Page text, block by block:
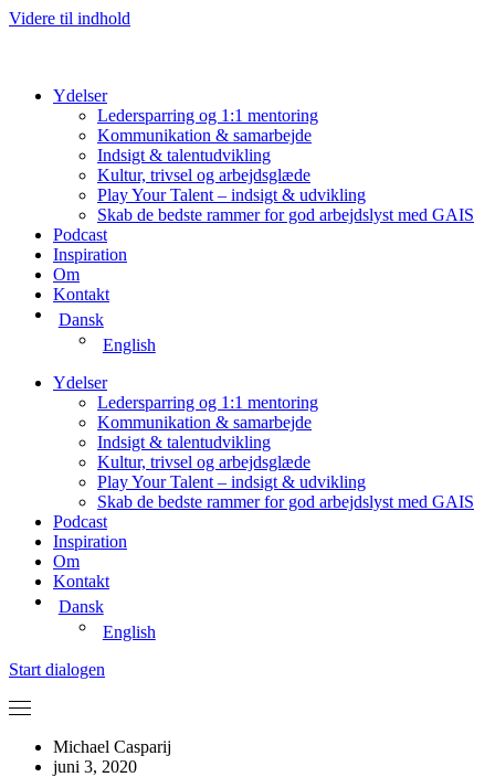
Videre til indhold
Ydelser
Ledersparring og 1:1 mentoring
Kommunikation & samarbejde
Indsigt & talentudvikling
Kultur, trivsel og arbejdsglæde
Play Your Talent – indsigt & udvikling
Skab de bedste rammer for god arbejdslyst med GAIS
Podcast
Inspiration
Om
Kontakt
Dansk
English
Ydelser
Ledersparring og 1:1 mentoring
Kommunikation & samarbejde
Indsigt & talentudvikling
Kultur, trivsel og arbejdsglæde
Play Your Talent – indsigt & udvikling
Skab de bedste rammer for god arbejdslyst med GAIS
Podcast
Inspiration
Om
Kontakt
Dansk
English
Start dialogen
Michael Casparij
juni 3, 2020